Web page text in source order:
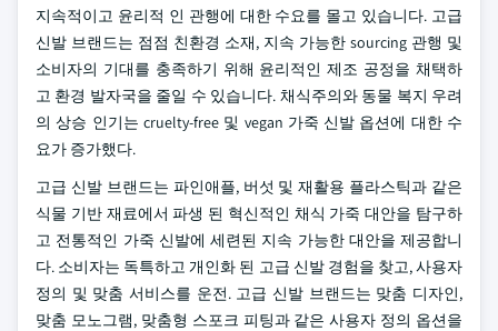
지속적이고 윤리적 인 관행에 대한 수요를 몰고 있습니다. 고급
신발 브랜드는 점점 친환경 소재, 지속 가능한 sourcing 관행 및
소비자의 기대를 충족하기 위해 윤리적인 제조 공정을 채택하
고 환경 발자국을 줄일 수 있습니다. 채식주의와 동물 복지 우려
의 상승 인기는 cruelty-free 및 vegan 가죽 신발 옵션에 대한 수
요가 증가했다.
고급 신발 브랜드는 파인애플, 버섯 및 재활용 플라스틱과 같은
식물 기반 재료에서 파생 된 혁신적인 채식 가죽 대안을 탐구하
고 전통적인 가죽 신발에 세련된 지속 가능한 대안을 제공합니
다. 소비자는 독특하고 개인화 된 고급 신발 경험을 찾고, 사용자
정의 및 맞춤 서비스를 운전. 고급 신발 브랜드는 맞춤 디자인,
맞춤 모노그램, 맞춤형 스포크 피팅과 같은 사용자 정의 옵션을